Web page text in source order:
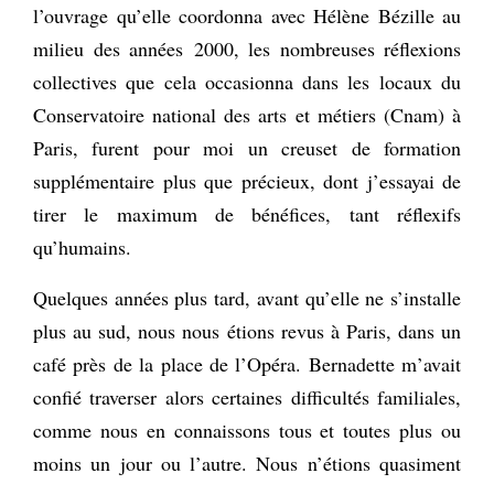
l’ouvrage qu’elle coordonna avec Hélène Bézille au
milieu des années 2000, les nombreuses réflexions
collectives que cela occasionna dans les locaux du
Conservatoire national des arts et métiers (Cnam) à
Paris, furent pour moi un creuset de formation
supplémentaire plus que précieux, dont j’essayai de
tirer le maximum de bénéfices, tant réflexifs
qu’humains.
Quelques années plus tard, avant qu’elle ne s’installe
plus au sud, nous nous étions revus à Paris, dans un
café près de la place de l’Opéra. Bernadette m’avait
confié traverser alors certaines difficultés familiales,
comme nous en connaissons tous et toutes plus ou
moins un jour ou l’autre. Nous n’étions quasiment